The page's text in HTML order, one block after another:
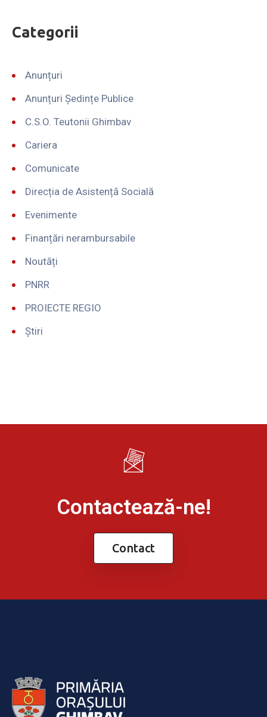
Categorii
Anunțuri
Anunțuri Ședințe Publice
C.S.O. Teutonii Ghimbav
Cariera
Comunicate
Direcția de Asistență Socială
Evenimente
Finanțări nerambursabile
Noutăți
PNRR
PROIECTE REGIO
Știri
Contactează-ne!
Contact